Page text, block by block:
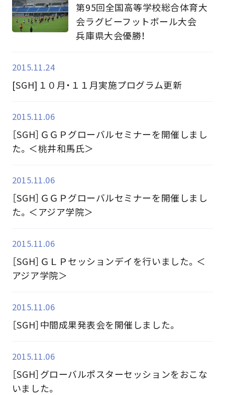
第95回全国高等学校総合体育大
会ラグビーフットボール大会
兵庫県大会優勝！
2015.11.24
[SGH]１０月・１１月実施プログラム更新
2015.11.06
［SGH］ＧＧＰグローバルセミナーを開催しまし
た。＜桃井和馬氏＞
2015.11.06
［SGH］ＧＧＰグローバルセミナーを開催しまし
た。＜アジア学院＞
2015.11.06
［SGH］ＧＬＰセッションデイを行いました。＜
アジア学院＞
2015.11.06
［SGH］中間成果発表会を開催しました。
2015.11.06
［SGH］グローバルポスターセッションをおこな
いました。